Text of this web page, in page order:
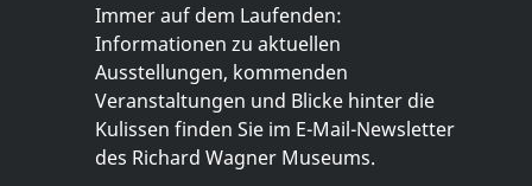
Immer auf dem Laufenden:
Informationen zu aktuellen
Ausstellungen, kommenden
Veranstaltungen und Blicke hinter die
Kulissen finden Sie im E-Mail-Newsletter
des Richard Wagner Museums.